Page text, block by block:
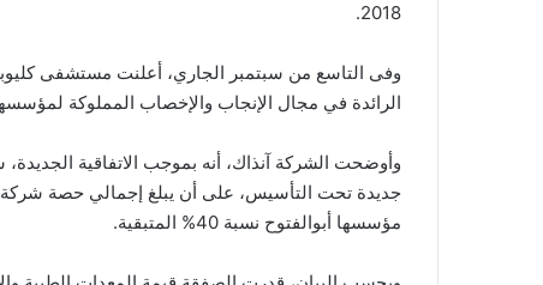
2018.
وفى التاسع من سبتمبر الجاري، أعلنت مستشفى
الرائدة في مجال الإنجاب والإخصاب المملوكة
وأوضحت الشركة آنذاك، أنه بموجب الاتفاقية
مؤسسها أبوالفتوح نسبة 40% المتبقية.